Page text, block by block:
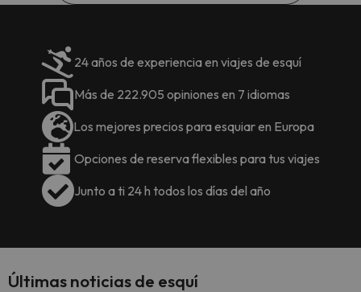
24 años de experiencia en viajes de esquí
Más de 222.905 opiniones en 7 idiomas
Los mejores precios para esquiar en Europa
Opciones de reserva flexibles para tus viajes
Junto a ti 24 h todos los días del año
Últimas noticias de esquí